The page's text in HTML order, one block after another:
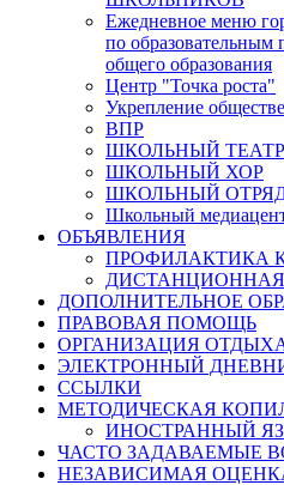
Ежедневное меню
по образовательным
общего образования
Центр "Точка роста"
Укрепление
ВПР
ШКОЛЬНЫЙ ТЕАТР
ШКОЛЬНЫЙ ХОР
ШКОЛЬНЫЙ
Школьный
ОБЪЯВЛЕНИЯ
ПРОФИЛАКТИКА
ДОПОЛНИТЕЛЬНОЕ
ПРАВОВАЯ ПОМОЩЬ
ОРГАНИЗАЦИЯ
ЭЛЕКТРОННЫЙ
ССЫЛКИ
МЕТОДИЧЕСКАЯ
ИНОСТРАННЫЙ
ЧАСТО ЗАДАВАЕМЫЕ
НЕЗАВИСИМАЯ